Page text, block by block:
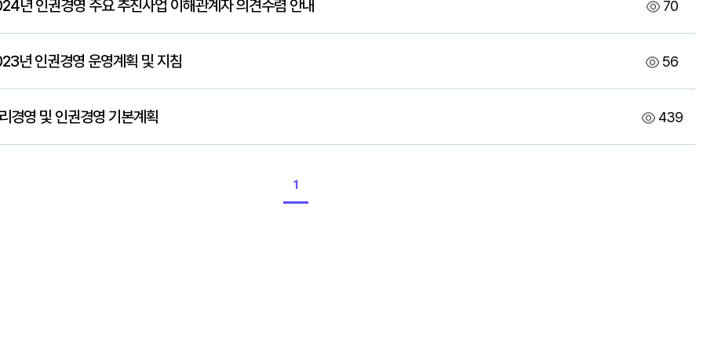
년 인권경영 주요 추진사업 이해관계자 의견수렴 안내 70
년 인권경영 운영계획 및 지침 56
경영 및 인권경영 기본계획 439
1